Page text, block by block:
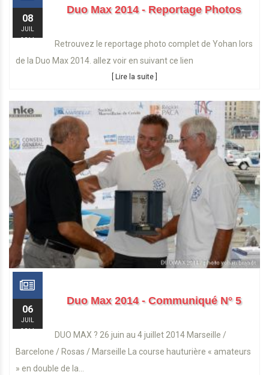
08
JUIL
2014
Duo Max 2014 - Reportage Photos
Retrouvez le reportage photo complet de Yohan lors
de la Duo Max 2014. allez voir en suivant ce lien
[ Lire la suite ]
06
JUIL
2014
Duo Max 2014 - Communiqué N° 5
DUO MAX ? 26 juin au 4 juillet 2014 Marseille /
Barcelone / Rosas / Marseille La course hauturière « amateurs
» en double de la...